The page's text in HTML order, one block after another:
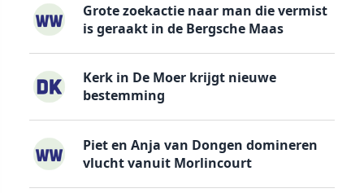
Grote zoekactie naar man die vermist
is geraakt in de Bergsche Maas
Kerk in De Moer krijgt nieuwe
bestemming
Piet en Anja van Dongen domineren
vlucht vanuit Morlincourt